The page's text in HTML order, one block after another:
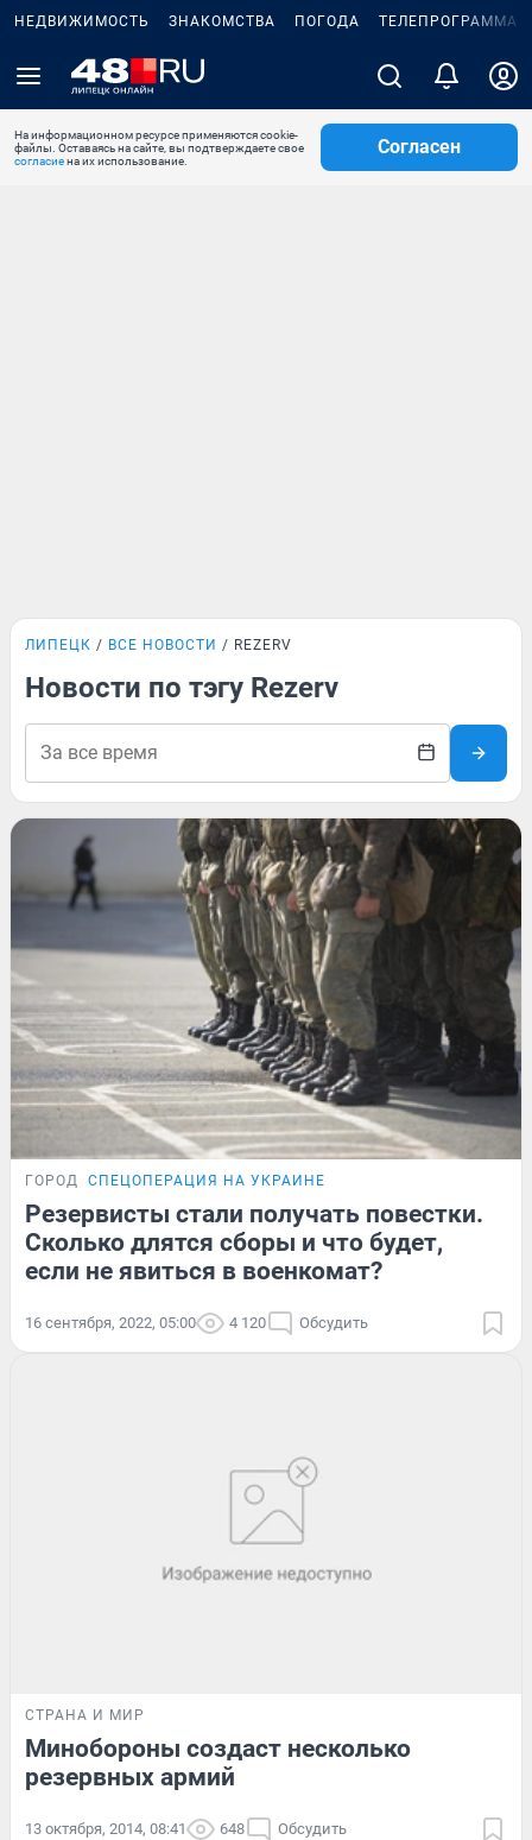
НЕДВИЖИМОСТЬ ЗНАКОМСТВА ПОГОДА ТЕЛЕПРОГРАММА
На информационном ресурсе применяются cookie-
файлы. Оставаясь на сайте, вы подтверждаете свое
согласиена их использование.
Согласен
ЛИПЕЦК ВСЕ НОВОСТИ REZERV
Новости по тэгу Rezerv
ГОРОД СПЕЦОПЕРАЦИЯ НА УКРАИНЕ
Резервисты стали получать повестки.
Сколько длятся сборы и что будет,
если не явиться в военкомат?
16 сентября, 2022, 05:00 4 120 Обсудить
СТРАНА И МИР
Минобороны создаст несколько
резервных армий
13 октября, 2014, 08:41 648 Обсудить